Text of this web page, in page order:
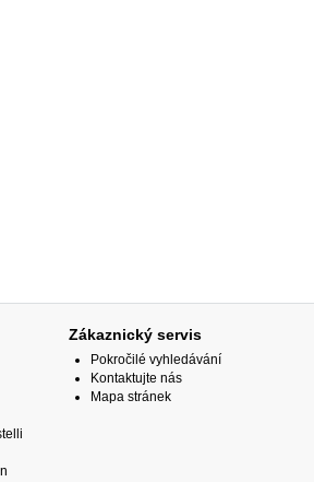
Zákaznický servis
Pokročilé vyhledávání
Kontaktujte nás
Mapa stránek